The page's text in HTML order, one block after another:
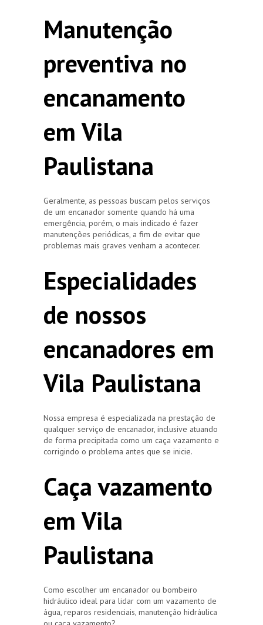
Manutenção
preventiva no
encanamento
em Vila
Paulistana
Geralmente, as pessoas buscam pelos serviços
de um encanador somente quando há uma
emergência, porém, o mais indicado é fazer
manutenções periódicas, a fim de evitar que
problemas mais graves venham a acontecer.
Especialidades
de nossos
encanadores em
Vila Paulistana
Nossa empresa é especializada na prestação de
qualquer serviço de encanador, inclusive atuando
de forma precipitada como um caça vazamento e
corrigindo o problema antes que se inicie.
Caça vazamento
em Vila
Paulistana
Como escolher um encanador ou bombeiro
hidráulico ideal para lidar com um vazamento de
água, reparos residenciais, manutenção hidráulica